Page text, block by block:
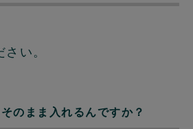
い。
のまま入れるんですか？